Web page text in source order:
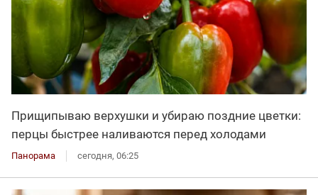
Прищипываю верхушки и убираю поздние цветки:
перцы быстрее наливаются перед холодами
Панорама сегодня, 06:25